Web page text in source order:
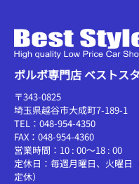
ボルボ専門店 ベストス
〒343-0825
埼玉県越谷市大成町7-189-1
TEL：048-954-4350
FAX：048-954-4360
営業時間：10 : 00～18 : 00
定休日：毎週月曜日、火曜
定休）